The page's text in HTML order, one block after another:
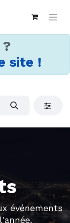
site !
événements